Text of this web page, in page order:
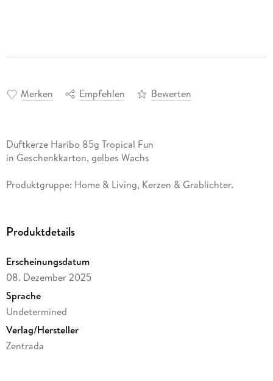
Merken Empfehlen Bewerten
Duftkerze Haribo 85g Tropical Fun
in Geschenkkarton, gelbes Wachs
Produktgruppe: Home & Living, Kerzen & Grablichter.
Produktdetails
Erscheinungsdatum
08. Dezember 2025
Sprache
Undetermined
Verlag/Hersteller
Zentrada